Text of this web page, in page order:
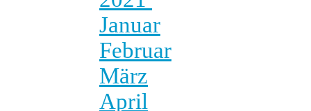
Januar
Februar
März
April